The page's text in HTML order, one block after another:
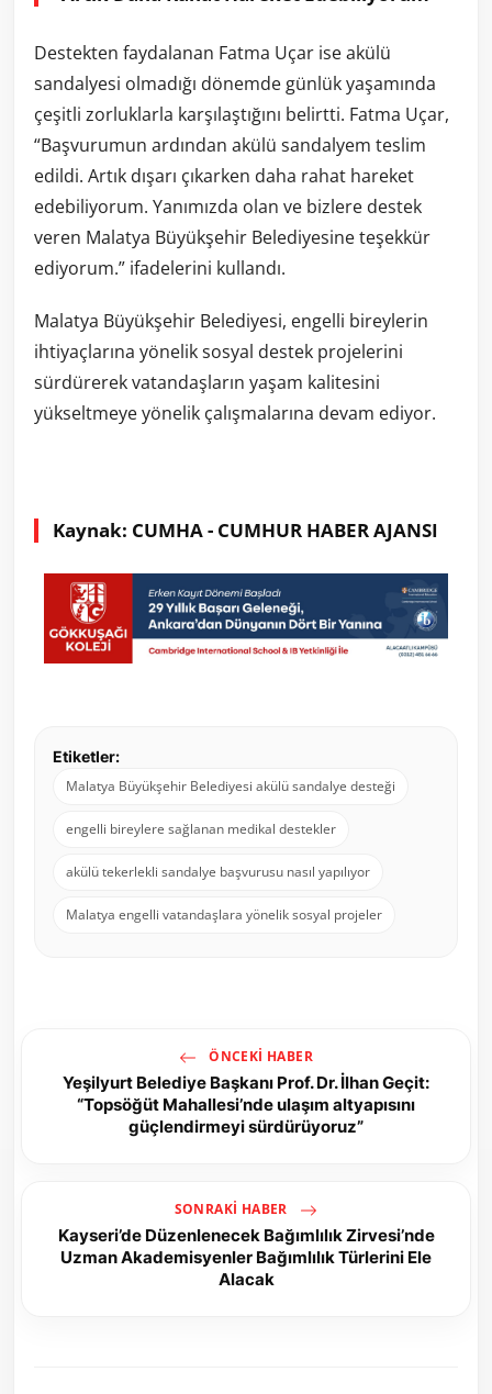
Destekten faydalanan Fatma Uçar ise akülü
sandalyesi olmadığı dönemde günlük yaşamında
çeşitli zorluklarla karşılaştığını belirtti. Fatma Uçar,
“Başvurumun ardından akülü sandalyem teslim
edildi. Artık dışarı çıkarken daha rahat hareket
edebiliyorum. Yanımızda olan ve bizlere destek
veren Malatya Büyükşehir Belediyesine teşekkür
ediyorum.” ifadelerini kullandı.
Malatya Büyükşehir Belediyesi, engelli bireylerin
ihtiyaçlarına yönelik sosyal destek projelerini
sürdürerek vatandaşların yaşam kalitesini
yükseltmeye yönelik çalışmalarına devam ediyor.
Kaynak: CUMHA - CUMHUR HABER AJANSI
Etiketler:
Malatya Büyükşehir Belediyesi akülü sandalye desteği
engelli bireylere sağlanan medikal destekler
akülü tekerlekli sandalye başvurusu nasıl yapılıyor
Malatya engelli vatandaşlara yönelik sosyal projeler
ÖNCEKI HABER
Yeşilyurt Belediye Başkanı Prof. Dr. İlhan Geçit:
“Topsöğüt Mahallesi’nde ulaşım altyapısını
güçlendirmeyi sürdürüyoruz”
SONRAKI HABER
Kayseri’de Düzenlenecek Bağımlılık Zirvesi’nde
Uzman Akademisyenler Bağımlılık Türlerini Ele
Alacak